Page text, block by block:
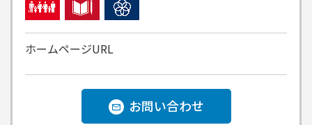
ホームページURL
お問い合わせ